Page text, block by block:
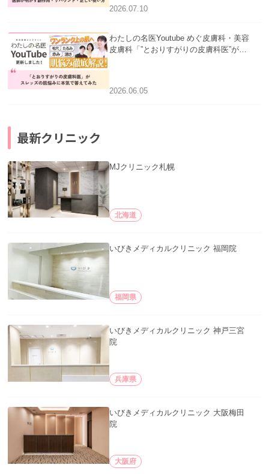
2026.07.10
わたしの名医Youtube めぐ皮膚科・美容
皮膚科「”とおりすがりの皮膚科医”がス
公開いたしました。
2026.06.05
最新クリニック
MJクリニック札幌
北海道
いびきメディカルクリニック 福岡院
福岡県
いびきメディカルクリニック 神戸三宮
院
兵庫県
いびきメディカルクリニック 大阪梅田
院
大阪府